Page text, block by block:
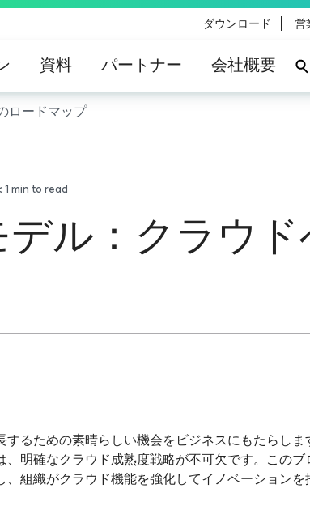
ダウンロード | 営
資料 パートナー 会社概要
ロードマップ
1min to read
ル：クラウ
るための素晴らしい機会をビジネスにもたらしま
明確なクラウド成熟度戦略が不可欠です。このブ
組織がクラウド機能を強化してイノベーションを